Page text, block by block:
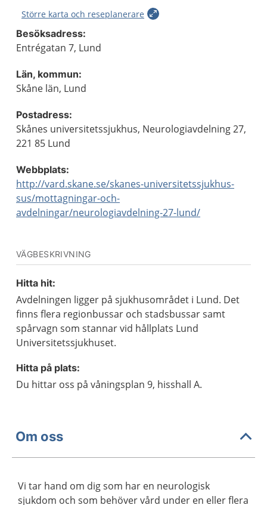
Större karta och reseplanerare
Besöksadress:
Entrégatan 7, Lund
Län, kommun:
Skåne län, Lund
Postadress:
Skånes universitetssjukhus, Neurologiavdelning 27,
221 85 Lund
Webbplats:
http://vard.skane.se/skanes-universitetssjukhus-
sus/mottagningar-och-
avdelningar/neurologiavdelning-27-lund/
VÄGBESKRIVNING
Hitta hit:
Avdelningen ligger på sjukhusområdet i Lund. Det
finns flera regionbussar och stadsbussar samt
spårvagn som stannar vid hållplats Lund
Universitetssjukhuset.
Hitta på plats:
Du hittar oss på våningsplan 9, hisshall A.
Om oss
Vi tar hand om dig som har en neurologisk
sjukdom och som behöver vård under en eller flera